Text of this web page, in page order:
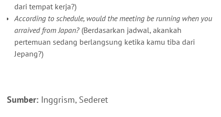
dari tempat kerja?)
According to schedule, would the meeting be running when you
arraived from Japan? (Berdasarkan jadwal, akankah
pertemuan sedang berlangsung ketika kamu tiba dari
Jepang?)
Sumber: Inggrism, Sederet